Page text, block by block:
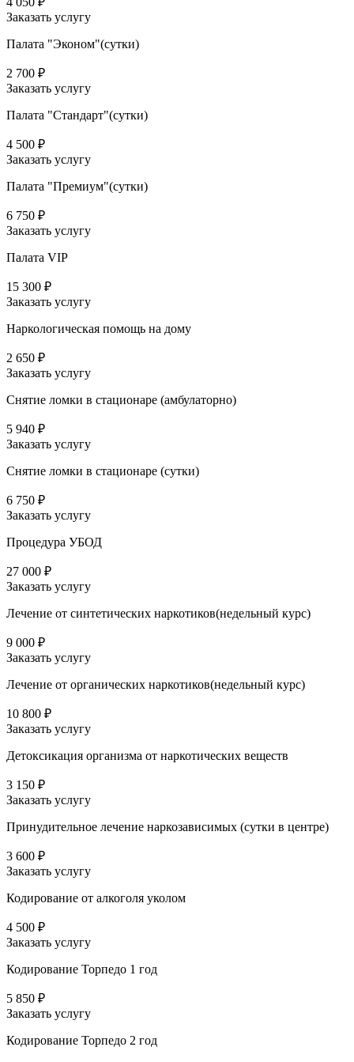
Заказать услугу
Палата "Эконом"(сутки)
2 700 ₽
Заказать услугу
Палата "Стандарт"(сутки)
4 500 ₽
Заказать услугу
Палата "Премиум"(сутки)
6 750 ₽
Заказать услугу
Палата VIP
15 300 ₽
Заказать услугу
Наркологическая помощь на дому
2 650 ₽
Заказать услугу
Снятие ломки в стационаре (амбулаторно)
5 940 ₽
Заказать услугу
Снятие ломки в стационаре (сутки)
6 750 ₽
Заказать услугу
Процедура УБОД
27 000 ₽
Заказать услугу
Лечение от синтетических наркотиков(недельный курс)
9 000 ₽
Заказать услугу
Лечение от органических наркотиков(недельный курс)
10 800 ₽
Заказать услугу
Детоксикация организма от наркотических веществ
3 150 ₽
Заказать услугу
Принудительное лечение наркозависимых (сутки в центре)
3 600 ₽
Заказать услугу
Кодирование от алкоголя уколом
4 500 ₽
Заказать услугу
Кодирование Торпедо 1 год
5 850 ₽
Заказать услугу
Кодирование Торпедо 2 год